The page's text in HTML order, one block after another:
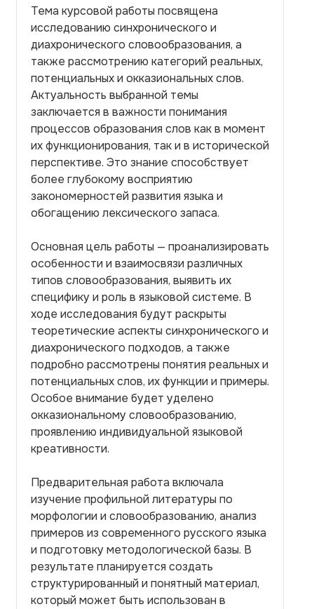
Тема курсовой работы посвящена
исследованию синхронического и
диахронического словообразования, а
также рассмотрению категорий реальных,
потенциальных и окказиональных слов.
Актуальность выбранной темы
заключается в важности понимания
процессов образования слов как в момент
их функционирования, так и в исторической
перспективе. Это знание способствует
более глубокому восприятию
закономерностей развития языка и
обогащению лексического запаса.
Основная цель работы — проанализировать
особенности и взаимосвязи различных
типов словообразования, выявить их
специфику и роль в языковой системе. В
ходе исследования будут раскрыты
теоретические аспекты синхронического и
диахронического подходов, а также
подробно рассмотрены понятия реальных и
потенциальных слов, их функции и примеры.
Особое внимание будет уделено
окказиональному словообразованию,
проявлению индивидуальной языковой
креативности.
Предварительная работа включала
изучение профильной литературы по
морфологии и словообразованию, анализ
примеров из современного русского языка
и подготовку методологической базы. В
результате планируется создать
структурированный и понятный материал,
который может быть использован в